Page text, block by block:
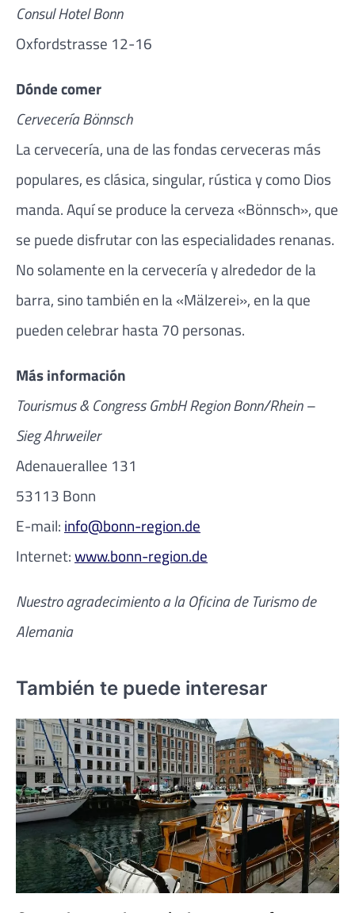
Consul Hotel Bonn
Oxfordstrasse 12-16
Dónde comer
Cervecería Bönnsch
La cervecería, una de las fondas cerveceras más
populares, es clásica, singular, rústica y como Dios
manda. Aquí se produce la cerveza «Bönnsch», que
se puede disfrutar con las especialidades renanas.
No solamente en la cervecería y alrededor de la
barra, sino también en la «Mälzerei», en la que
pueden celebrar hasta 70 personas.
Más información
Tourismus & Congress GmbH Region Bonn/Rhein –
Sieg Ahrweiler
Adenauerallee 131
53113 Bonn
E-mail: info@bonn-region.de
Internet:www.bonn-region.de
Nuestro agradecimiento a la Oficina de Turismo de
Alemania
También te puede interesar